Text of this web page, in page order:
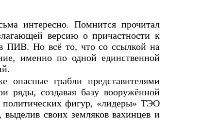
интересно. Помнится прочитал
версию о причастности к
ПИВ. Но всё то, что со ссылкой на
именно по одной единственной
опасные грабли представителями
ряды, создавая базу вооружённой
политических фигур, «лидеры» ТЭО
своих земляков вахинцев и